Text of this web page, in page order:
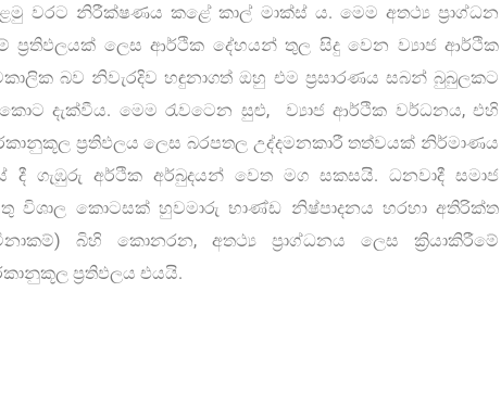
වරට නිරීක්ෂණය කළේ කාල් මාක්ස් ය. මෙම අතථ්‍ය ප්‍රාග්ධන
ප්‍රතිඵලයක් ලෙස ආර්ථික දේහයන් තුල සිදු වෙන ව්‍යාජ ආර්ථික
බව නිවැරදිව හඳුනාගත් ඔහු එම ප්‍රසාරණය සබන් බුබුලකට
කොට දැක්වීය. මෙම රැවටෙන සුළු, ව්‍යාජ ආර්ථික වර්ධනය, එහි
ප්‍රතිඵලය ලෙස බරපතල උද්දමනකාරී තත්වයක් නිර්මාණය
දී ගැඹුරු අර්ථික අර්බුදයන් වෙත මග සකසයි. ධනවාදී සමාජ
විශාල කොටසක් හුවමාරු භාණ්ඩ නිෂ්පාදනය හරහා අතිරික්ත
බිහි කොනරන, අතථ්‍ය ප්‍රාග්ධනය ලෙස ක්‍රියාකිරීමේ
ප්‍රතිඵලය එයයි.